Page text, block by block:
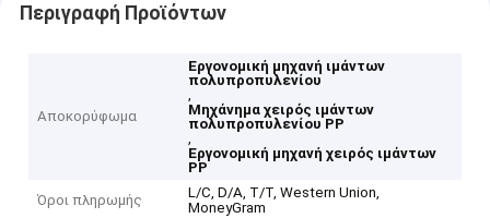
Περιγραφή Προϊόντων
Αποκορύφωμα
Εργονομική μηχανή ιμάντων
πολυπροπυλενίου
,
Μηχάνημα χειρός ιμάντων
πολυπροπυλενίου PP
,
Εργονομική μηχανή χειρός ιμάντων
PP
Όροι πληρωμής
L/C, D/A, T/T, Western Union,
MoneyGram